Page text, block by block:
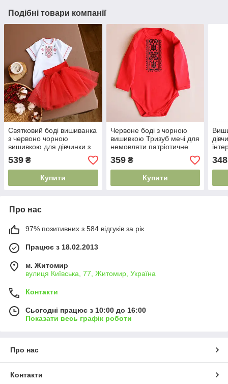
Подібні товари компанії
Святковий боді вишиванка
з червоно чорною
вишивкою для дівчинки з
фатиновою спідничкою 62
68 74 80 86 92
539 ₴
Купити
Червоне боді з чорною
вишивкою Тризуб мечі для
немовляти патріотичне
повсякденне інтерлок 62–
92
359₴
Купити
80
348
Про нас
97% позитивних з 584 відгуків за рік
Працює з 18.02.2013
м. Житомир
вулиця Київська, 77, Житомир, Україна
Контакти
Сьогодні працює з 10:00 до 16:00
Показати весь графік роботи
Про нас
Контакти